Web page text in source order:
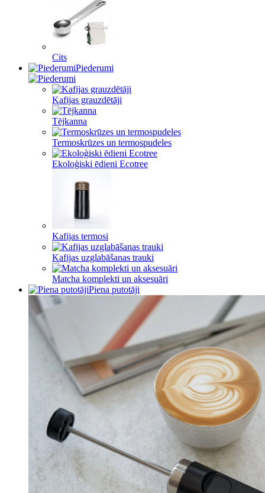
Cits
Piederumi
Kafijas grauzdētāji
Tējkanna
Termoskrūzes un termospudeles
Ekoloģiski ēdieni Ecotree
Kafijas termosi
Kafijas uzglabāšanas trauki
Matcha komplekti un aksesuāri
Piena putotāji